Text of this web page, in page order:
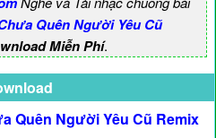
Quên Người Yêu Cũ
Miễn Phí.
Quên Người Yêu Cũ Remix